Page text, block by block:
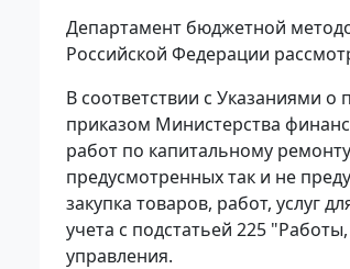
Департамент бюджетной
Российской Федерации
В соответствии с Указаниями
приказом Министерства
работ по капитальному
предусмотренных так и не
закупка товаров, работ, услуг
учета с подстатьей 225
управления.